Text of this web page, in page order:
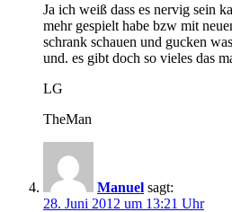
Ja ich weiß dass es nervig sein
mehr gespielt habe bzw mit
schrank schauen und gucken
und. es gibt doch so vieles das
LG
TheMan
Manuel sagt:
28. Juni 2012 um 13:21 Uhr